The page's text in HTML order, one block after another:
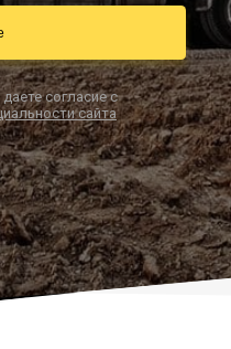
звонок
согласие с
сайта